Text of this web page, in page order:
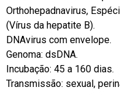
Orthohepadnavirus,
(Vírus da hepatite B).
DNAvirus com envelope.
Genoma: dsDNA.
Incubação: 45 a 160 dias.
Transmissão: sexual,